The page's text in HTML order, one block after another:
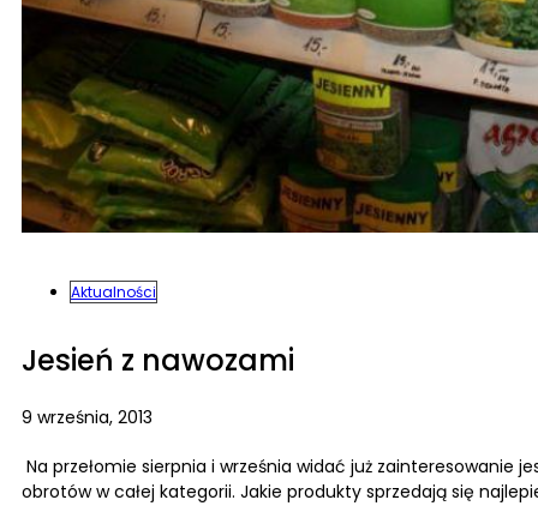
Aktualności
Jesień z nawozami
9 września, 2013
Na przełomie sierpnia i września widać już
obrotów w całej kategorii. Jakie produkty sprzedają się